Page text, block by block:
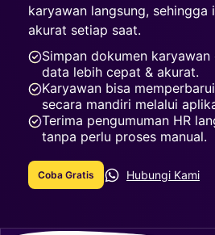
karyawan langsung, sehingga
akurat setiap saat.
Simpan dokumen
data lebih cepat & akurat.
Karyawan bisa
secara mandiri melalui
Terima pengumuman HR
tanpa perlu proses manual.
Coba Gratis Hubungi Kami